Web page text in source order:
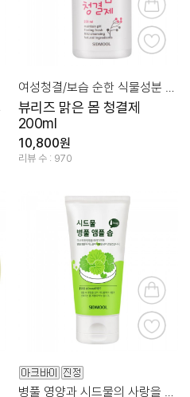
뷰리즈 맑은 몸 청결제
200ml
10,800원
리뷰 수 : 970